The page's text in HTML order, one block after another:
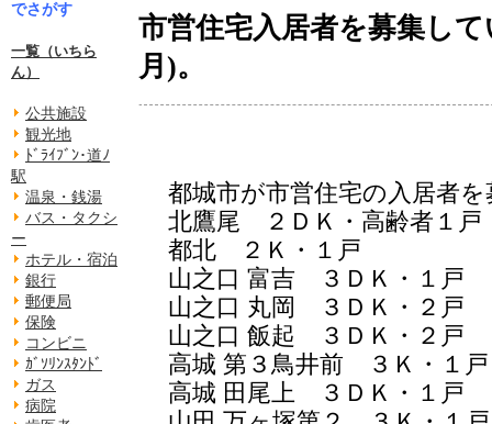
でさがす
一覧（いちら
ん）
公共施設
観光地
ﾄﾞﾗｲﾌﾞﾝ･道ﾉ
駅
温泉・銭湯
バス・タクシ
ー
ホテル・宿泊
銀行
郵便局
保険
コンビニ
ｶﾞｿﾘﾝｽﾀﾝﾄﾞ
ガス
病院
市営住宅入居者を募集して
月)。
都城市が市営住宅の入居者
北鷹尾 ２ＤＫ・高齢者１戸
都北 ２Ｋ・１戸
山之口 富吉 ３ＤＫ・１戸
山之口 丸岡 ３ＤＫ・２戸
山之口 飯起 ３ＤＫ・２戸
高城 第３鳥井前 ３Ｋ・１戸
高城 田尾上 ３ＤＫ・１戸